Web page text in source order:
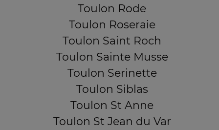
Toulon Rode
Toulon Roseraie
Toulon Saint Roch
Toulon Sainte Musse
Toulon Serinette
Toulon Siblas
Toulon St Anne
Toulon St Jean du Var